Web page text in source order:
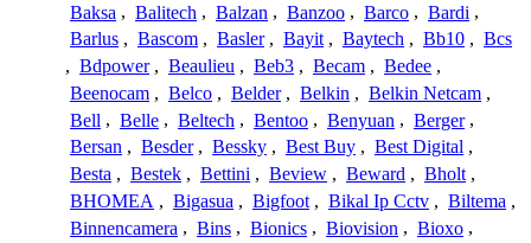
Baksa , Balitech , Balzan , Banzoo , Barco , Bardi ,
Barlus , Bascom , Basler , Bayit , Baytech , Bb10 , Bcs
, Bdpower , Beaulieu , Beb3 , Becam , Bedee ,
Beenocam , Belco , Belder , Belkin , Belkin Netcam ,
Bell , Belle , Beltech , Bentoo , Benyuan , Berger ,
Bersan , Besder , Bessky , Best Buy , Best Digital ,
Besta , Bestek , Bettini , Beview , Beward , Bholt ,
BHOMEA , Bigasua , Bigfoot , Bikal Ip Cctv , Biltema ,
Binnencamera , Bins , Bionics , Biovision , Bioxo ,